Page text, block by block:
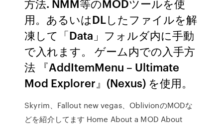
方法. NMM等のMODツールを使
用。あるいはDLしたファイルを解
凍して「Data」フォルダ内に手動
で入れます。 ゲーム内での入手方
法 『AddItemMenu – Ultimate
Mod Explorer』(Nexus) を使用。
Skyrim、Fallout new vegas、OblivionのMODな
どを紹介してます Home About a MOD About